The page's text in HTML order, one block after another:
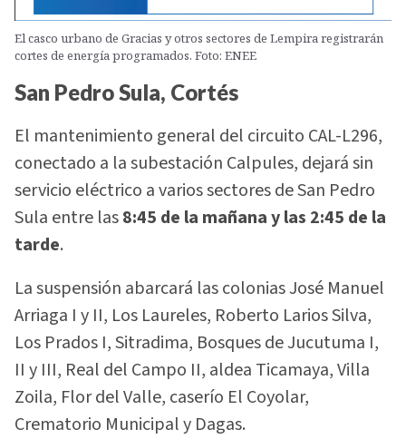
El casco urbano de Gracias y otros sectores de Lempira registrarán
cortes de energía programados. Foto: ENEE
San Pedro Sula, Cortés
El mantenimiento general del circuito CAL-L296,
conectado a la subestación Calpules, dejará sin
servicio eléctrico a varios sectores de San Pedro
Sula entre las8:45 de la mañana y las 2:45 de la
tarde.
La suspensión abarcará las colonias José Manuel
Arriaga I y II, Los Laureles, Roberto Larios Silva,
Los Prados I, Sitradima, Bosques de Jucutuma I,
II y III, Real del Campo II, aldea Ticamaya, Villa
Zoila, Flor del Valle, caserío El Coyolar,
Crematorio Municipal y Dagas.